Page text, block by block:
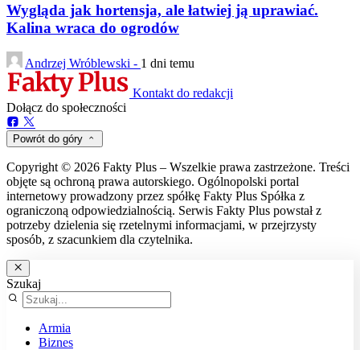
Wygląda jak hortensja, ale łatwiej ją uprawiać.
Kalina wraca do ogrodów
Andrzej Wróblewski - 1 dni temu
Kontakt do redakcji
Dołącz do społeczności
Powrót do góry
Copyright © 2026 Fakty Plus – Wszelkie prawa zastrzeżone. Treści
objęte są ochroną prawa autorskiego. Ogólnopolski portal
internetowy prowadzony przez spółkę Fakty Plus Spółka z
ograniczoną odpowiedzialnością. Serwis Fakty Plus powstał z
potrzeby dzielenia się rzetelnymi informacjami, w przejrzysty
sposób, z szacunkiem dla czytelnika.
Szukaj
Armia
Biznes